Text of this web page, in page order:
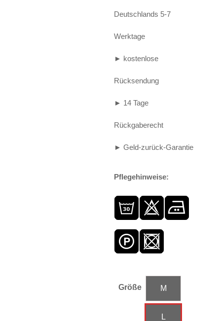
Deutschlands 5-7
Werktage
► kostenlose
Rücksendung
► 14 Tage
Rückgaberecht
► Geld-zurück-Garantie
Pflegehinweise:
Größe M
L